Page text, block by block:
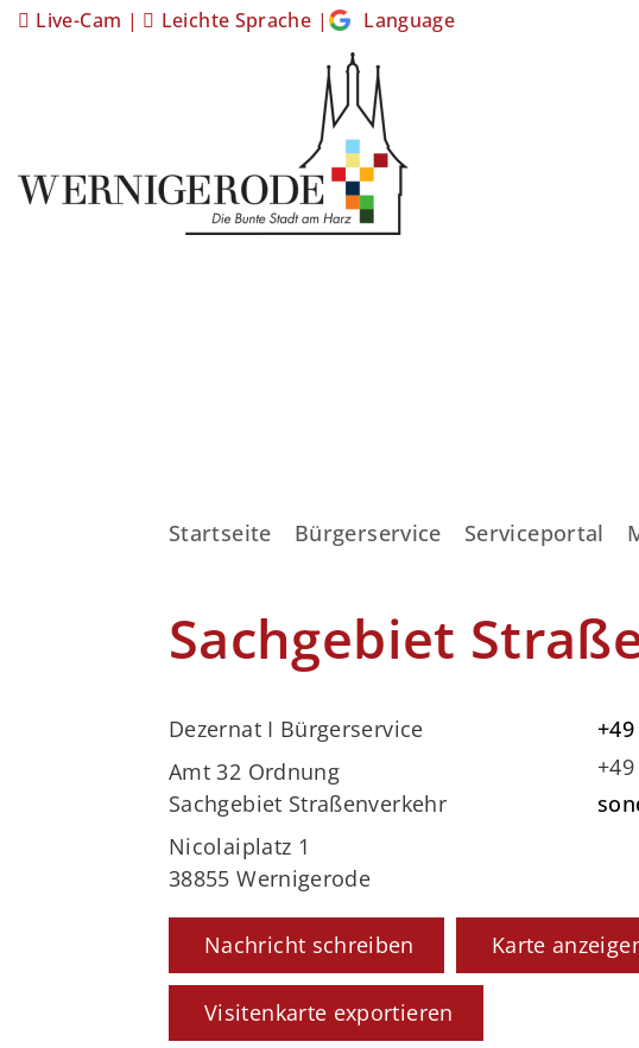
Live-Cam | Leichte Sprache | Language
Startseite Bürgerservice Serviceportal
Sachgebiet
Dezernat I Bürgerservice
Amt 32 Ordnung
Sachgebiet Straßenverkehr
Nicolaiplatz 1
38855 Wernigerode
Nachricht schreiben Karte
Visitenkarte exportieren